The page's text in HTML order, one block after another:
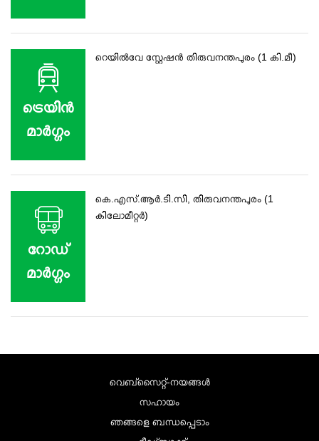
ട്രെയിന്‍
മാര്‍ഗ്ഗം
റെയില്‍വേ സ്റ്റേഷൻ തിരുവനന്തപുരം (1 കി.മീ)
റോഡ്‌
മാര്‍ഗ്ഗം
കെ.എസ്.ആർ.ടി.സി, തിരുവനന്തപുരം (1
കിലോമീറ്റർ)
വെബ്സൈറ്റ്-നയങ്ങള്‍
സഹായം
ഞങ്ങളെ ബന്ധപ്പെടാം